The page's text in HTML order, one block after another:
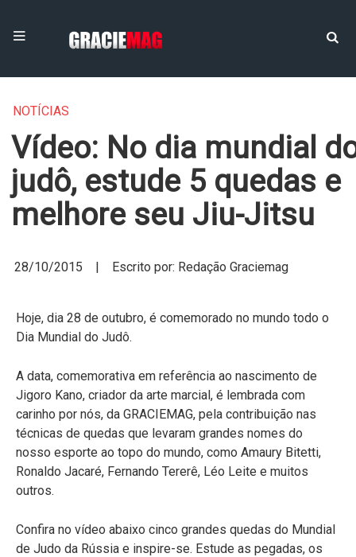
NOTÍCIAS
Vídeo: No dia mundial
judô, estude 5 quedas e
melhore seu Jiu-Jitsu
28/10/2015 | Escrito por: Redação Graciemag
Hoje, dia 28 de outubro, é comemorado no mundo todo o
Dia Mundial do Judô.
A data, comemorativa em referência ao nascimento de
Jigoro Kano, criador da arte marcial, é lembrada com
carinho por nós, da GRACIEMAG, pela contribuição nas
técnicas de quedas que levaram grandes nomes do
nosso esporte ao topo do mundo, como Amaury Bitetti,
Ronaldo Jacaré, Fernando Tererê, Léo Leite e muitos
outros.
Confira no vídeo abaixo cinco grandes quedas do Mundial
de Judo da Rússia e inspire-se. Estude as pegadas, os